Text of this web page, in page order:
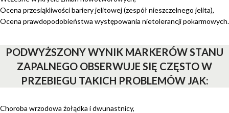
Ocena przesiąkliwości bariery jelitowej (zespół nieszczelnego jelita),
Ocena prawdopodobieństwa występowania nietolerancji pokarmowych.
PODWYŻSZONY WYNIK MARKERÓW STANU
ZAPALNEGO OBSERWUJE SIĘ CZĘSTO W
PRZEBIEGU TAKICH PROBLEMÓW JAK:
Choroba wrzodowa żołądka i dwunastnicy,